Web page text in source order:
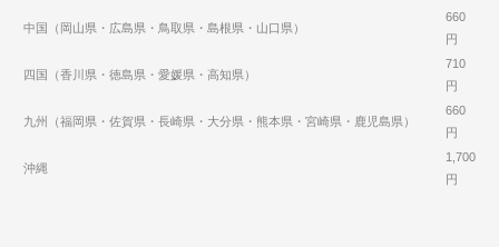
中国（岡山県・広島県・鳥取県・島根県・山口県）
660
円
四国（香川県・徳島県・愛媛県・高知県）
710
円
九州（福岡県・佐賀県・長崎県・大分県・熊本県・宮崎県・鹿児島県）
660
円
沖縄
1,700
円